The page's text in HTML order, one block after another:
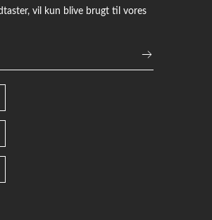
vil kun blive brugt til vores